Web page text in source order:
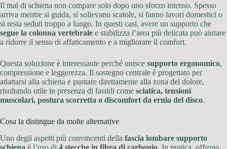
Il mal di schiena non compare solo dopo uno sforzo intenso. Spesso
arriva mentre si guida, si sollevano scatole, si fanno lavori domestici o
si resta seduti troppo a lungo. In questi casi, avere un supporto che
segue la colonna vertebrale e stabilizza l’area più delicata può aiutare
a ridurre il senso di affaticamento e a migliorare il comfort.
Questa soluzione è interessante perché unisce supporto ergonomico,
compressione e leggerezza. Il sostegno centrale è progettato per
adattarsi alla schiena e puntare direttamente alla zona del dolore,
risultando utile in presenza di fastidi come sciatica, tensioni
muscolari, postura scorretta o discomfort da ernia del disco.
Cosa la distingue da molte alternative
Uno degli aspetti più convincenti della fascia lombare supporto
schiena è l’uso di 4 stecche in fibra di carbonio. In pratica, offrono